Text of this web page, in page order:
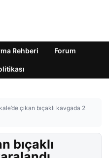
Rehberi Forum
çıkan bıçaklı kavgada 2
bıçaklı